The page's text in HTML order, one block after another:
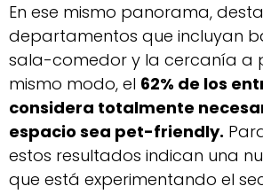
En ese mismo panorama,
departamentos que incluyan
sala-comedor y la cercanía a
mismo modo, el 62% de los
considera totalmente
espacio sea pet-friendly.
estos resultados indican una
que está experimentando el